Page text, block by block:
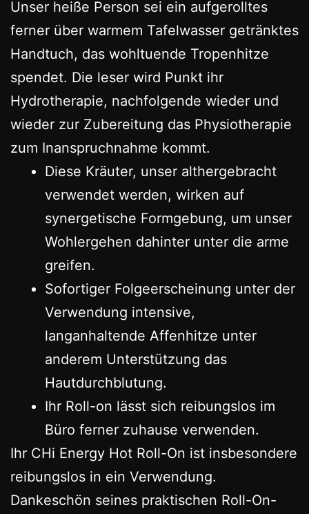
Unser heiße Person sei ein aufgerolltes
ferner über warmem Tafelwasser getränktes
Handtuch, das wohltuende Tropenhitze
spendet. Die leser wird Punkt ihr
Hydrotherapie, nachfolgende wieder und
wieder zur Zubereitung das Physiotherapie
zum Inanspruchnahme kommt.
Diese Kräuter, unser althergebracht
verwendet werden, wirken auf
synergetische Formgebung, um unser
Wohlergehen dahinter unter die arme
greifen.
Sofortiger Folgeerscheinung unter der
Verwendung intensive,
langanhaltende Affenhitze unter
anderem Unterstützung das
Hautdurchblutung.
Ihr Roll-on lässt sich reibungslos im
Büro ferner zuhause verwenden.
Ihr CHi Energy Hot Roll-On ist insbesondere
reibungslos in ein Verwendung.
Dankeschön seines praktischen Roll-On-